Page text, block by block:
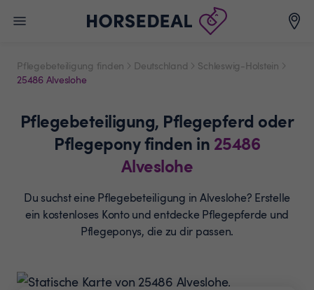
Pflegebeteiligung finden Deutschland
Schleswig-Holstein
25486 Alveslohe
Pflegebeteiligung, Pflegepferd oder
Pflegeponyfinden in 25486
Alveslohe
Du suchst eine Pflegebeteiligung in Alveslohe? Erstelle
ein kostenloses Konto und entdecke Pflegepferde und
Pflegeponys, die zu dir passen.